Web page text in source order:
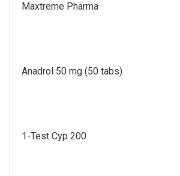
Maxtreme Pharma
Anadrol 50 mg (50 tabs)
1-Test Cyp 200